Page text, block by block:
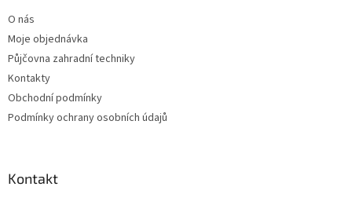
O nás
Moje objednávka
Půjčovna zahradní techniky
Kontakty
Obchodní podmínky
Podmínky ochrany osobních údajů
Kontakt